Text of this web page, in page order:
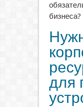
бизнеса?
для